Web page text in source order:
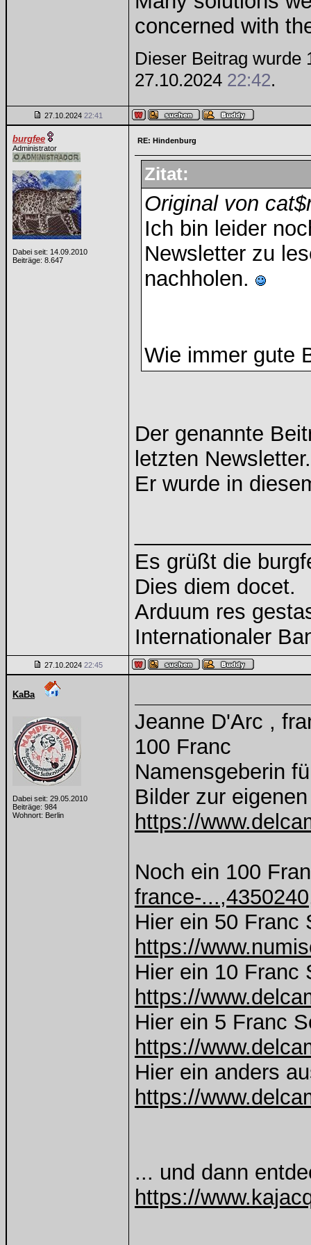
concerned with
Dieser Beitrag wurde
27.10.2024 22:42.
27.10.2024 22:41
burgfee
Administrator
Dabei seit: 14.09.2010
Beiträge: 8.647
RE: Hindenburg
Zitat:
Original von
Ich bin leider
Newsletter zu
nachholen.
Wie immer gute
Der genannte
letzten Newsletter.
Er wurde in
Es grüßt die
Dies diem docet.
Arduum res
Internationaler
27.10.2024 22:45
KaBa
Dabei seit: 29.05.2010
Beiträge: 984
Wohnort: Berlin
Jeanne D'Arc ,
100 Franc
Namensgeberin
Bilder zur
https://
Noch ein 100
france-
Hier ein 50 Franc
https://
Hier ein 10 Franc
https://
Hier ein 5 Franc
https://
Hier ein anders
https://
... und dann
https://